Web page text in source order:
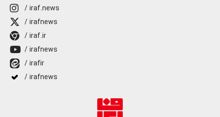
/ iraf.news
/ irafnews
/ iraf.ir
/ irafnews
/ irafir
/ irafnews